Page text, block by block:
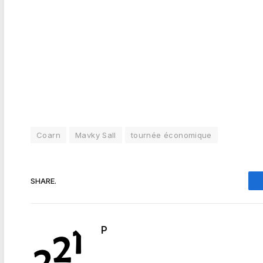
Coarn Mavky Sall tournée économique
SHARE.
P